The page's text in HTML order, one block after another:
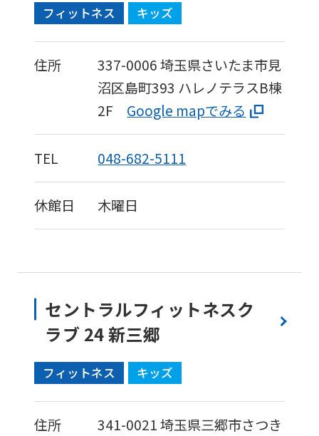
フィットネス キッズ
住所 337-0006埼玉県さいたま市見
沼区島町393 ハレノテラスB棟
2F
Google mapでみる
TEL 048-682-5111
休館日 木曜日
セントラルフィットネスク
ラブ 24 新三郷
フィットネス キッズ
住所 341-0021埼玉県三郷市さつき